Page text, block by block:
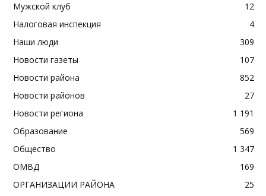
Мужской клуб
12
Налоговая инспекция
4
Наши люди
309
Новости газеты
107
Новости района
852
Новости районов
27
Новости региона
1 191
Образование
569
Общество
1 347
ОМВД
169
ОРГАНИЗАЦИИ РАЙОНА
25